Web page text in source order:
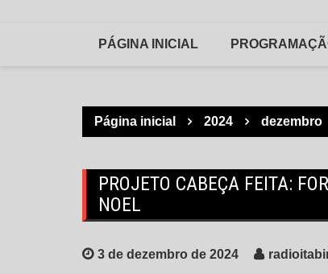
PÁGINA INICIAL
Página inicial 2024 dezembro
PROJETO CABEÇA FEITA:
NOEL
3 de dezembro de 2024